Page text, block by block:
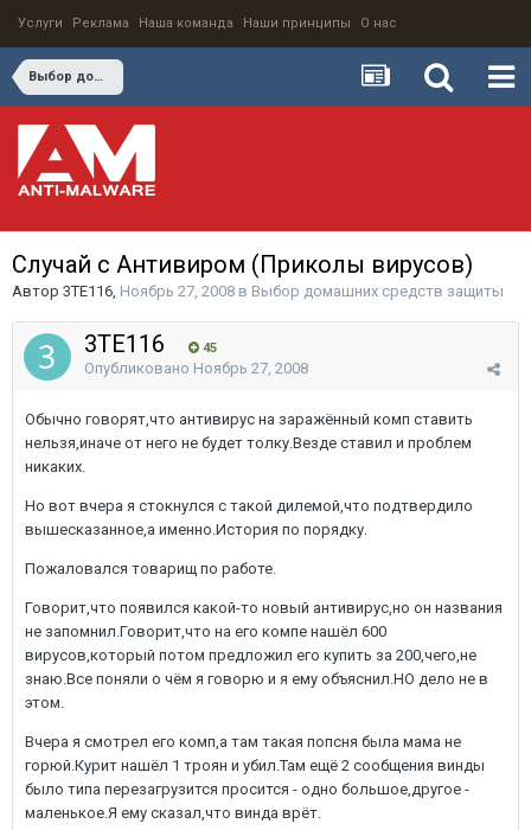
Услуги Реклама Наша команда Наши принципы О нас
Выбор домашних средств защиты
Случай с Антивиром (Приколы вирусов)
Автор 3TE116, Ноябрь 27, 2008 в Выбор домашних средств защиты
3TE116 45
Опубликовано Ноябрь 27, 2008
Обычно говорят,что антивирус на заражённый комп ставить
нельзя,иначе от него не будет толку.Везде ставил и проблем
никаких.
Но вот вчера я стокнулся с такой дилемой,что подтвердило
вышесказанное,а именно.История по порядку.
Пожаловался товарищ по работе.
Говорит,что появился какой-то новый антивирус,но он названия
не запомнил.Говорит,что на его компе нашёл 600
вирусов,который потом предложил его купить за 200,чего,не
знаю.Все поняли о чём я говорю и я ему объяснил.НО дело не в
этом.
Вчера я смотрел его комп,а там такая попсня была мама не
горюй.Курит нашёл 1 троян и убил.Там ещё 2 сообщения винды
было типа перезагрузится просится - одно большое,другое -
маленькое.Я ему сказал,что винда врёт.